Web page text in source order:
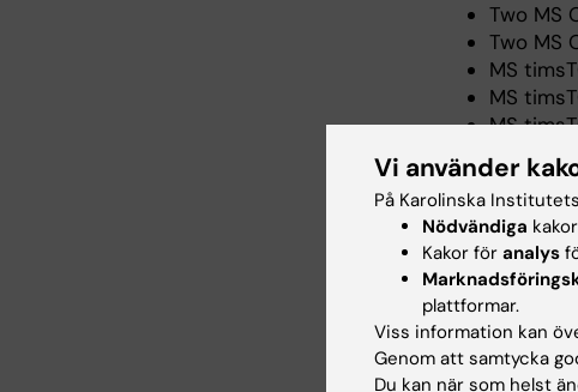
Two MS
Two MS
MS
MS
MS
MS
Acquity
1
1 Liquid
Vi använder
På Karolinska
Nödvändiga
Kakor för analys
plattformar.
Viss information kan
Genom att samtycka
Du kan när som helst